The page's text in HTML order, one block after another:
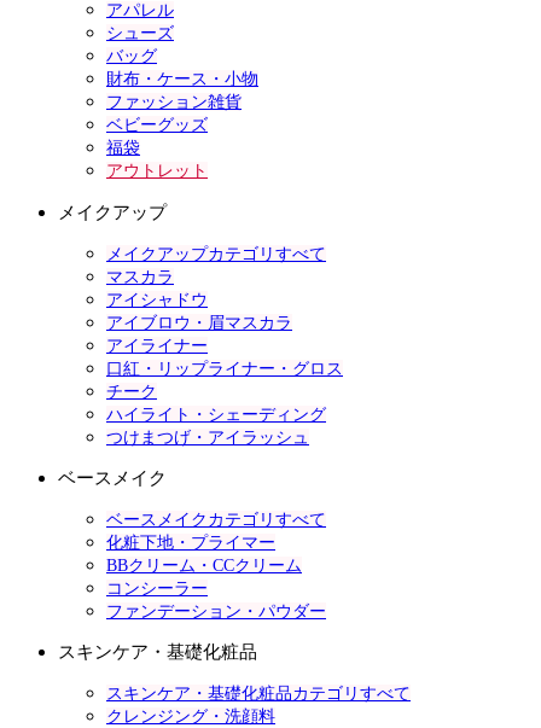
アパレル
シューズ
バッグ
財布・ケース・小物
ファッション雑貨
ベビーグッズ
福袋
アウトレット
メイクアップ
メイクアップカテゴリすべて
マスカラ
アイシャドウ
アイブロウ・眉マスカラ
アイライナー
口紅・リップライナー・グロス
チーク
ハイライト・シェーディング
つけまつげ・アイラッシュ
ベースメイク
ベースメイクカテゴリすべて
化粧下地・プライマー
BBクリーム・CCクリーム
コンシーラー
ファンデーション・パウダー
スキンケア・基礎化粧品
スキンケア・基礎化粧品カテゴリすべて
クレンジング・洗顔料